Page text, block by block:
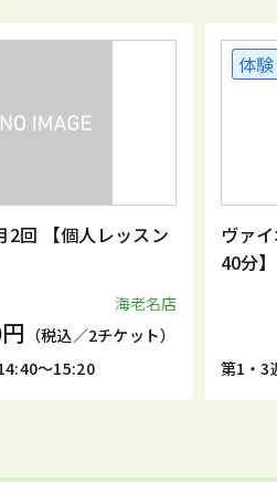
2回 【個人レッスン
海老名店
（税込／2チケット）
～15:20
体験
ヴァ
40分】
第1・3